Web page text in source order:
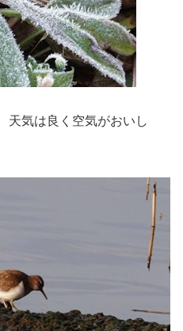
天気は良く空気がおいし